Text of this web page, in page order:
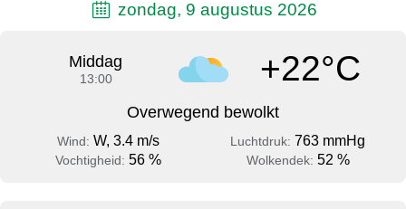
zondag, 9 augustus 2026
Middag
13:00 +22°C
Overwegend bewolkt
Wind: W, 3.4 m/s Luchtdruk: 763 mmHg
Vochtigheid: 56 % Wolkendek: 52 %